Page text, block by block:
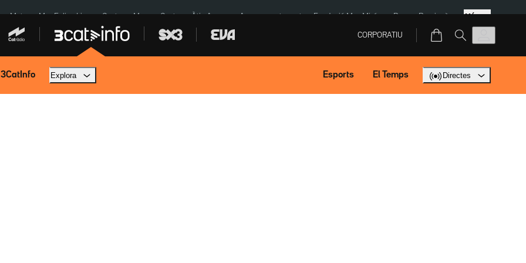
a Meta Mor Felipe Lipe Ceuta Menors Ceuta Àtic Ayuso Aparcament agost Fundació Mas Miró eBay Perpinyà Més
CORPORATIU
3CatInfo Explora Esports El Temps Directes